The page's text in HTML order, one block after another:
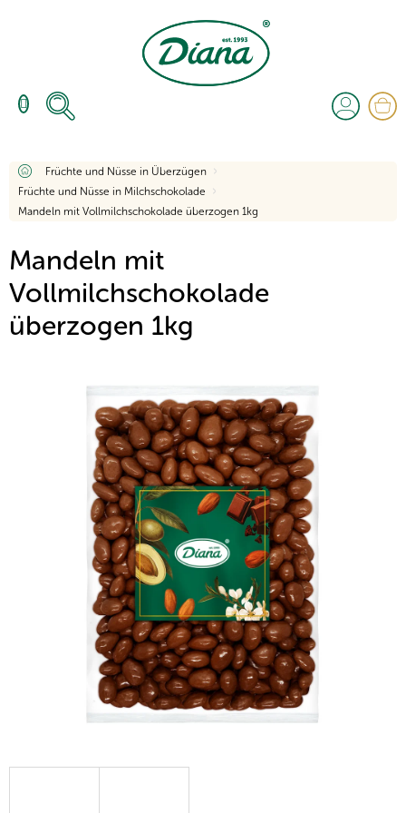
Startseite
Früchte und Nüsse in Überzügen
Früchte und Nüsse in Milchschokolade
Mandeln mit Vollmilchschokolade überzogen 1kg
Mandeln mit
Vollmilchschokolade
überzogen 1kg